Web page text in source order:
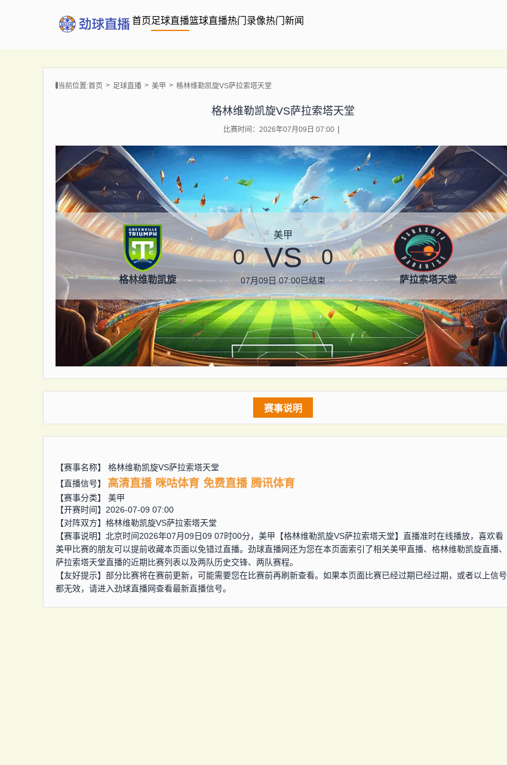
首页足球直播篮球直播热门录像热门新闻
当前位置:首页 足球直播 美甲 格林维勒凯旋VS萨拉索塔天堂
格林维勒凯旋VS萨拉索塔天堂
比赛时间：2026年07月09日 07:00
格林维勒凯旋
美甲
0 VS 0
07月09日 07:00已结束 萨拉索塔天堂
赛事说明
【赛事名称】 格林维勒凯旋VS萨拉索塔天堂
【直播信号】
高清直播 咪咕体育 免费直播 腾讯体育
【赛事分类】 美甲
【开赛时间】2026-07-09 07:00
【对阵双方】 格林维勒凯旋VS萨拉索塔天堂
【赛事说明】北京时间2026年07月09日09 07时00分，美甲【格林维勒凯旋VS萨拉索塔天堂】直播准时在线播放，喜欢看
美甲比赛的朋友可以提前收藏本页面以免错过直播。劲球直播网还为您在本页面索引了相关美甲直播、格林维勒凯旋直播、
萨拉索塔天堂直播的近期比赛列表以及两队历史交锋、两队赛程。
【友好提示】部分比赛将在赛前更新，可能需要您在比赛前再刷新查看。如果本页面比赛已经过期已经过期，或者以上信号
都无效，请进入劲球直播网查看最新直播信号。